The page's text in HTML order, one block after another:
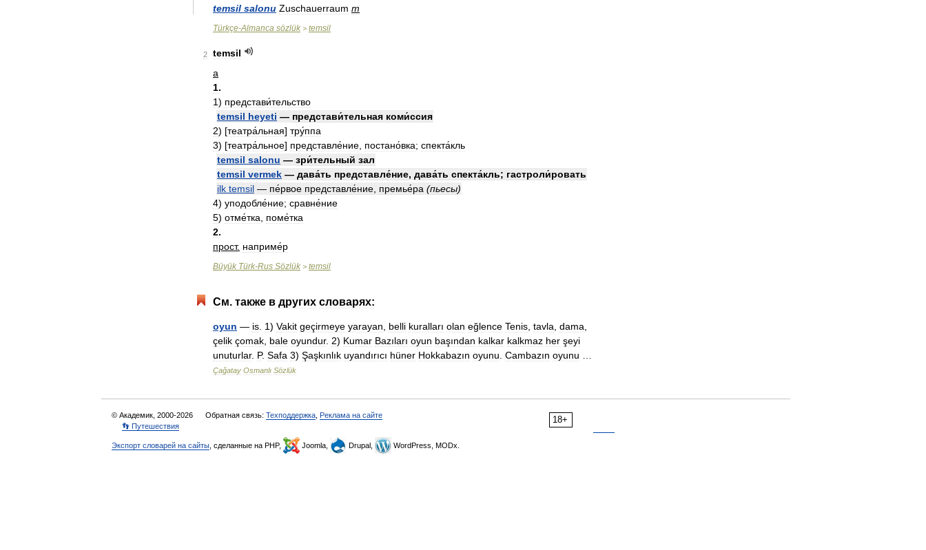
temsil salonu Zuschauerraum m
Türkçe-Almanca sözlük > temsil
2
temsil
а
1.
1) представи́тельство
temsil heyeti — представи́тельная коми́ссия
2) [театра́льная] тру́ппа
3) [театра́льное] представле́ние постано́вка; спекта́кль
temsil salonu — зри́тельный зал
temsil vermek — дава́ть представле́ние, дава́ть спекта́кль; гастроли́ровать
ilk temsil — пе́рвое представле́ние премье́ра (пьесы)
4) уподобле́ние; сравне́ние
5) отме́тка
поме́тка
2.
прост. наприме́р
Büyük Türk-Rus Sözlük > temsil
См. также в других словарях:
oyun — is 1) Vakit geçirmeye yarayan belli kuralları olan eğlence Tenis tavla dama
çelik çomak bale oyundur. 2) Kumar Bazıları oyun başından kalkar kalkmaz her şeyi
unuturlar. P. Safa 3) Şaşkınlık uyandırıcı hüner Hokkabazın oyunu Cambazın oyunu
Çağatay Osmanlı Sözlük
18+
© Академик, 2000-2026 Обратная связь: Техподдержка Реклама на сайте
👣 Путешествия
Экспорт словарей на сайты , сделанные на PHP, Joomla, Drupal, WordPress, MODx.